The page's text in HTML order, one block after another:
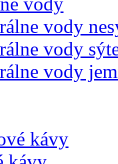
vody
vody
vody
kávy